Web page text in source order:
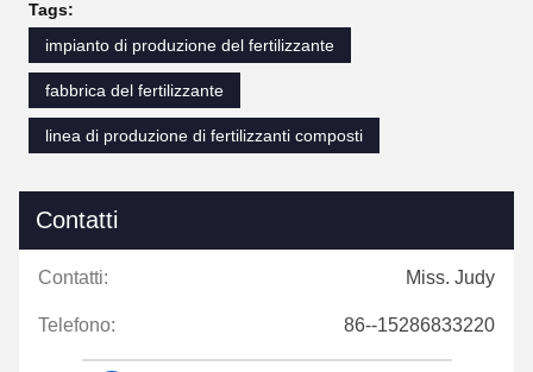
Tags:
impianto di produzione del fertilizzante
fabbrica del fertilizzante
linea di produzione di fertilizzanti composti
Contatti
Contatti: Miss. Judy
Telefono: 86--15286833220